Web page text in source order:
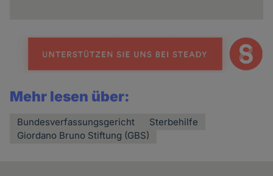
Mehr lesen über:
Bundesverfassungsgericht
Sterbehilfe
Giordano Bruno Stiftung (GBS)